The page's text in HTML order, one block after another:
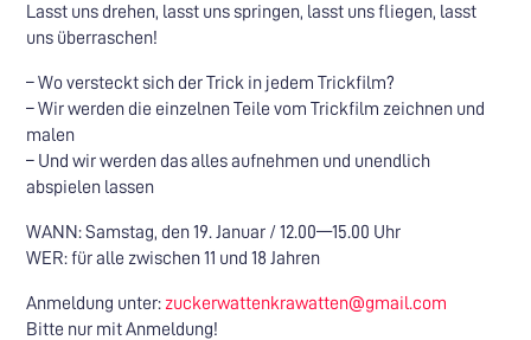
Lasst uns drehen, lasst uns springen, lasst uns fliegen, lasst
uns überraschen!
– Wo versteckt sich der Trick in jedem Trickfilm?
– Wir werden die einzelnen Teile vom Trickfilm zeichnen und
malen
– Und wir werden das alles aufnehmen und unendlich
abspielen lassen
WANN: Samstag, den 19. Januar / 12.00—15.00 Uhr
WER: für alle zwischen 11 und 18 Jahren
Anmeldung unter: zuckerwattenkrawatten@gmail.com
Bitte nur mit Anmeldung!